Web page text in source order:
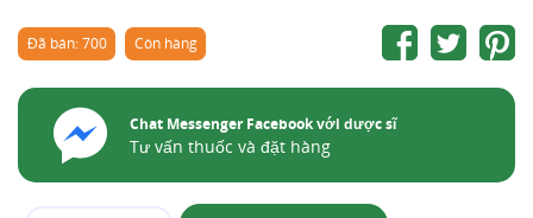
Đã bán: 700 Còn hàng
Chat Messenger Facebook với dược sĩ
Tư vấn thuốc và đặt hàng